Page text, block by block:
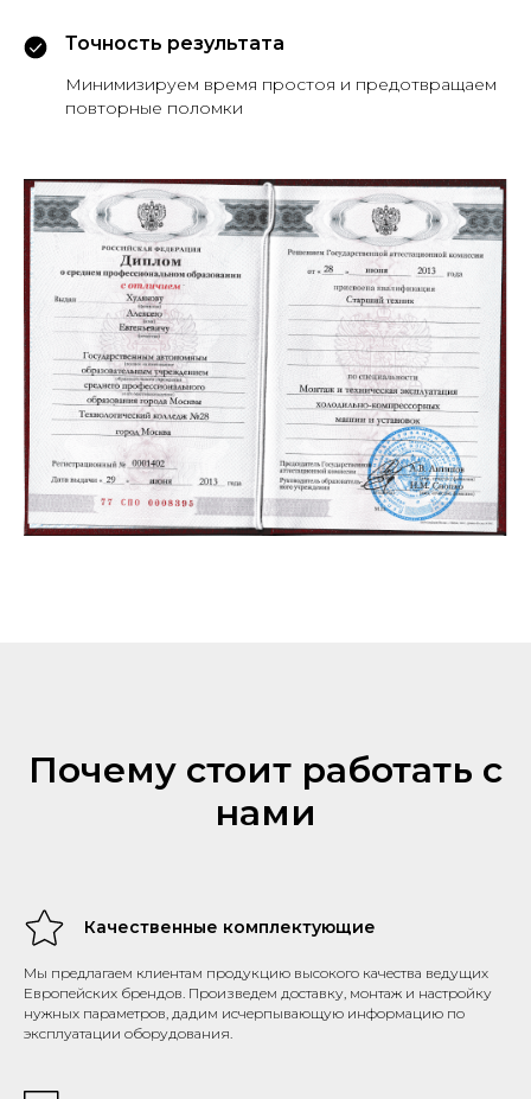
Точность результата
Минимизируем время простоя и предотвращаем
повторные поломки
Почему стоит работать с
нами
Качественные комплектующие
Мы предлагаем клиентам продукцию высокого качества ведущих
Европейских брендов. Произведем доставку, монтаж и настройку
нужных параметров, дадим исчерпывающую информацию по
эксплуатации оборудования.